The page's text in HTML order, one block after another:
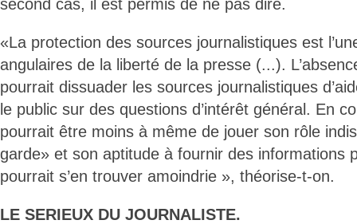
second cas, il est permis de ne pas dire.
«La protection des sources journalistiques est
angulaires de la liberté de la presse (...).
pourrait dissuader les sources journalistiques
le public sur des questions d’intérêt général. En
pourrait être moins à même de jouer son rôle
garde» et son aptitude à fournir des informations
pourrait s’en trouver amoindrie », théorise-t-on.
LE SERIEUX DU JOURNALISTE.